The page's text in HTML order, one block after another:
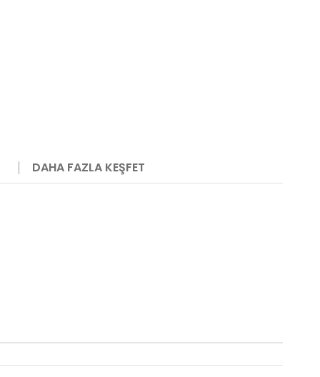
DAHA FAZLA KEŞFET